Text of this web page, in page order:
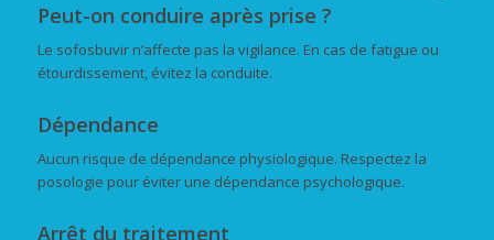
Peut-on conduire après prise ?
Le sofosbuvir n’affecte pas la vigilance. En cas de fatigue ou
étourdissement, évitez la conduite.
Dépendance
Aucun risque de dépendance physiologique. Respectez la
posologie pour éviter une dépendance psychologique.
Arrêt du traitement